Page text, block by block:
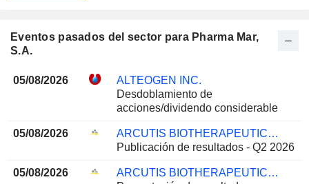
Eventos pasados del sector para Pharma Mar,
S.A.
05/08/2026
ALTEOGEN INC.
Desdoblamiento de
acciones/dividendo considerable
05/08/2026
ARCUTIS BIOTHERAPEUTICS, INC.
Publicación de resultados - Q2 2026
05/08/2026
ARCUTIS BIOTHERAPEUTICS, INC.